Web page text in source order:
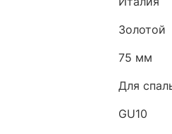
Золотой
75 мм
Для
GU10